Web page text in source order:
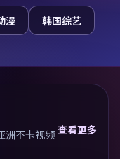
漫 韩国综艺
洲不卡视频查看更多